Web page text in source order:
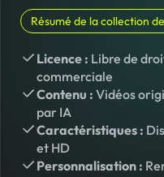
Résumé de la collection
Licence : Libre de
commerciale
Contenu : Vidéos
par IA
Caractéristiques :
et HD
Personnalisation :